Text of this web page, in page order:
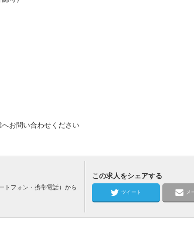
お問い合わせください
トフォン・携帯電話）から
この求人をシェアする
ツイート メ